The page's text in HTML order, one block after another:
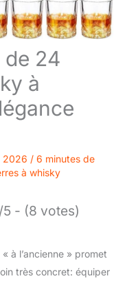
de 24
à
2026 / 6 minutes de
à whisky
5 - (8 votes)
à l’ancienne » promet
très concret: équiper